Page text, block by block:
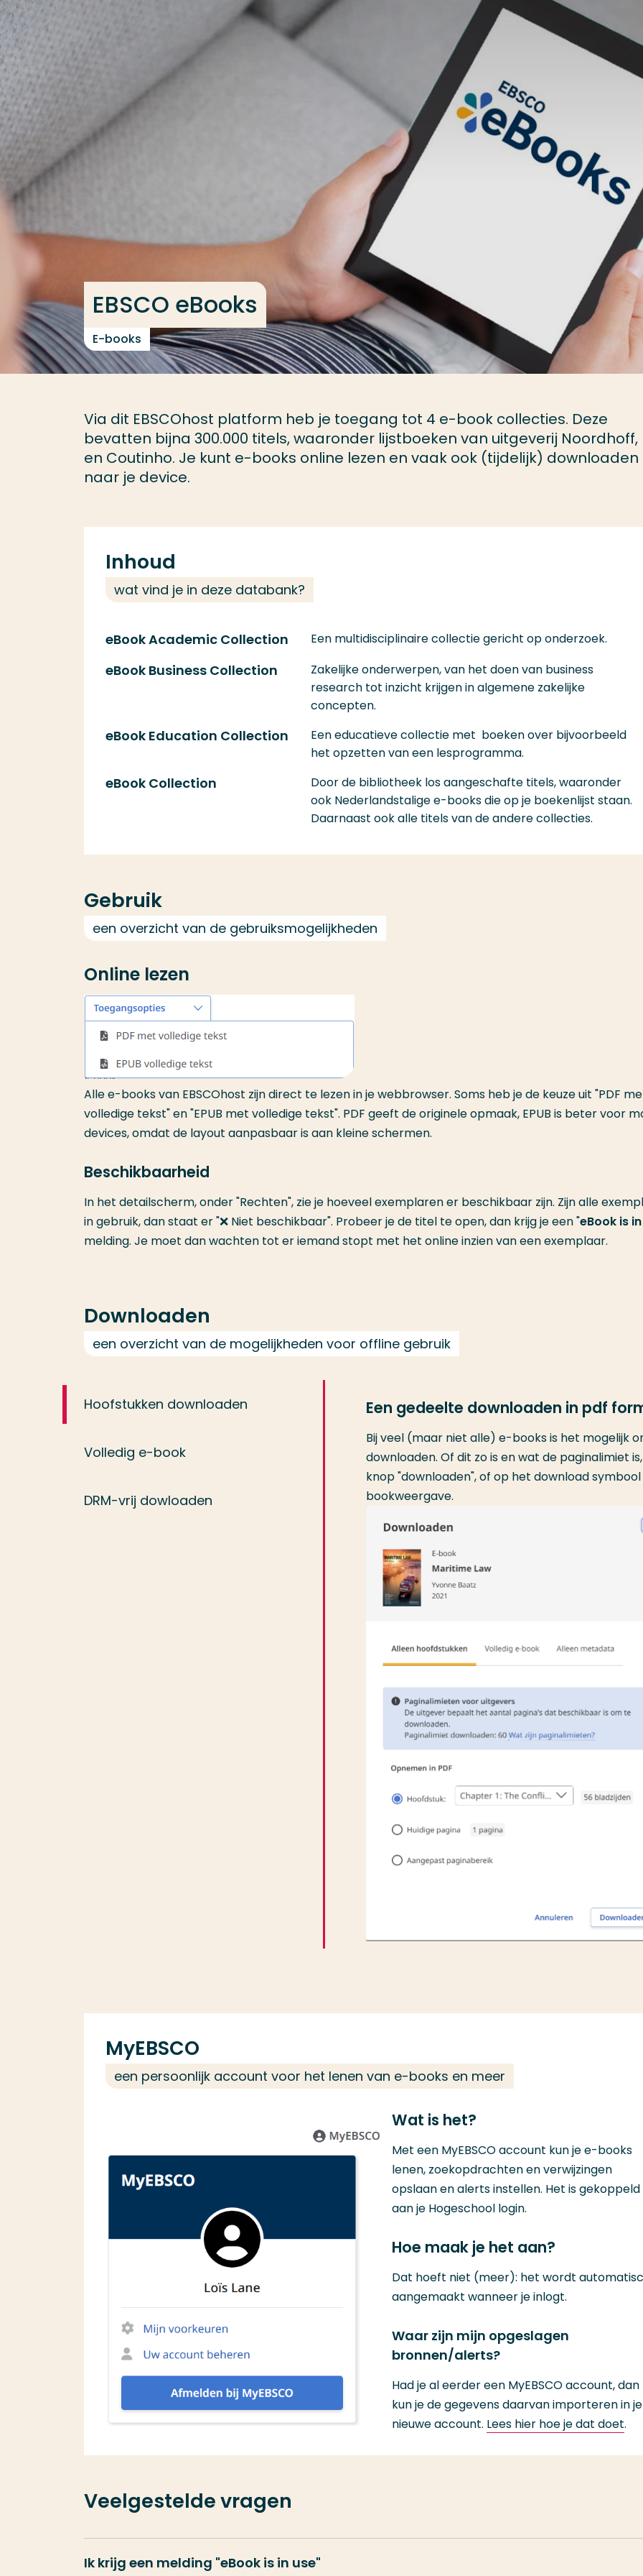
Ga direct naar de content
EBSCO eBooks
E-books
Via dit EBSCOhost platform heb je toegang tot 4 e-book collecties. Deze
bevatten bijna 300.000 titels, waaronder lijstboeken van uitgeverij Noordhoff,
en Coutinho. Je kunt e-books online lezen en vaak ook (tijdelijk) downloaden
naar je device.
Inhoud
wat vind je in deze databank?
eBook Academic Collection Een multidisciplinaire collectie gericht op onderzoek.
eBook Business Collection
Zakelijke onderwerpen, van het doen van business
research tot inzicht krijgen in algemene zakelijke
concepten.
eBook Education Collection
Een educatieve collectie met boeken over bijvoorbeeld
het opzetten van een lesprogramma.
eBook Collection
Door de bibliotheek los aangeschafte titels, waaronder
ook Nederlandstalige e-books die op je boekenlijst staan.
Daarnaast ook alle titels van de andere collecties.
Gebruik
een overzicht van de gebruiksmogelijkheden
Online lezen
Alle e-books van EBSCOhost zijn direct te lezen in je webbrowser. Soms heb je de keuze uit "PDF
volledige tekst" en "EPUB met volledige tekst". PDF geeft de originele opmaak, EPUB is beter voor
devices, omdat de layout aanpasbaar is aan kleine schermen.
Beschikbaarheid
In het detailscherm, onder "Rechten", zie je hoeveel exemplaren er beschikbaar zijn. Zijn alle
in gebruik, dan staat er "❌ Niet beschikbaar". Probeer je de titel te open, dan krijg je een "eBook is
melding. Je moet dan wachten tot er iemand stopt met het online inzien van een exemplaar.
Downloaden
een overzicht van de mogelijkheden voor offline gebruik
Hoofstukken downloaden Een gedeelte downloaden in pdf
Bij veel (maar niet alle) e-books is het mogelijk
downloaden. Of dit zo is en wat de paginalimiet
knop "downloaden", of op het download
bookweergave.
Volledig e-book
DRM-vrij dowloaden
MyEBSCO
een persoonlijk account voor het lenen van e-books en meer
Wat is het?
Met een MyEBSCO account kun je e-books
lenen, zoekopdrachten en verwijzingen
opslaan en alerts instellen. Het is gekoppeld
aan je Hogeschool login.
Hoe maak je het aan?
Dat hoeft niet (meer): het wordt
aangemaakt wanneer je inlogt.
Waar zijn mijn opgeslagen
bronnen/alerts?
Had je al eerder een MyEBSCO account, dan
kun je de gegevens daarvan importeren in je
nieuwe account. Lees hier hoe je dat doet.
Veelgestelde vragen
Ik krijg een melding "eBook is in use"
Veel gezocht